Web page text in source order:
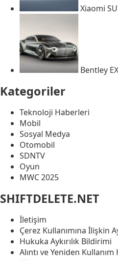
Xiaomi
Bentley
Kategoriler
Teknoloji Haberleri
Mobil
Sosyal Medya
Otomobil
SDNTV
Oyun
MWC 2025
SHIFTDELETE.NET
İletişim
Çerez Kullanımına İlişkin
Hukuka Aykırılık Bildirimi
Alıntı ve Yeniden Kullanım